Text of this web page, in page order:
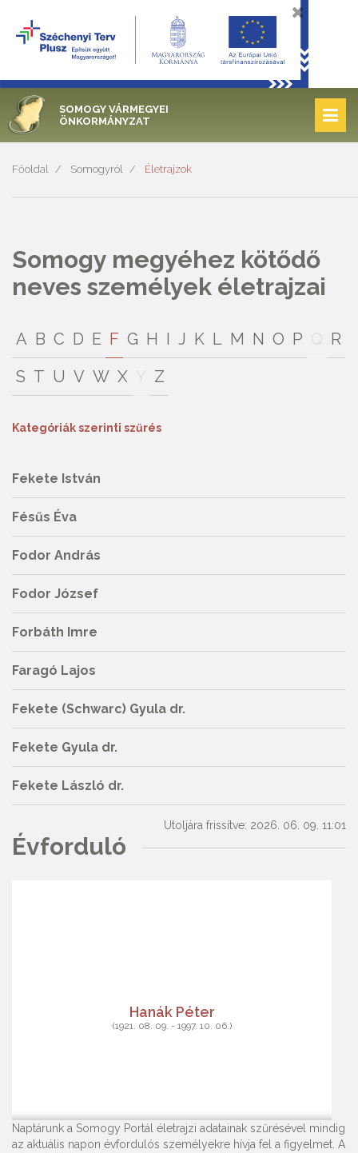
SOMOGY VÁRMEGYEI
ÖNKORMÁNYZAT
Főoldal Somogyról Életrajzok
Somogy megyéhez kötődő
neves személyek életrajzai
A B C D E F G H I J K L M N O P
R
S T U V W X Z
Kategóriák szerinti szűrés
Fekete István
Fésűs Éva
Fodor András
Fodor József
Forbáth Imre
Faragó Lajos
Fekete (Schwarc) Gyula dr.
Fekete Gyula dr.
Fekete László dr.
Utoljára frissítve: 2026. 06. 09. 11:01
Évforduló
Hanák Péter
(1921. 08. 09. - 1997. 10. 06.)
Naptárunk a Somogy Portál életrajzi adatainak szűrésével mindig
az aktuális napon évfordulós személyekre hívja fel a figyelmet. A